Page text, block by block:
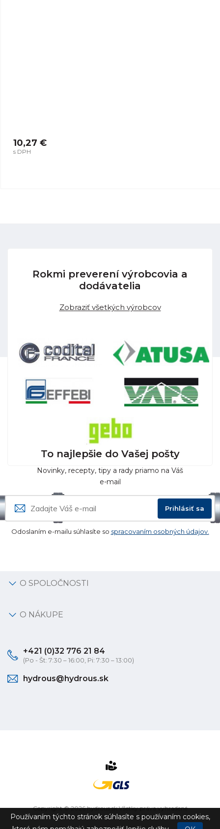
10,27 €
s DPH
Rokmi preverení výrobcovia a
dodávatelia
Zobraziť všetkých výrobcov
To najlepšie do Vašej pošty
Novinky, recepty, tipy a rady priamo na Váš
e-mail
Prihlásiť sa
Odoslaním e-mailu súhlasíte so spracovaním osobných údajov.
O SPOLOČNOSTI
O NÁKUPE
+421 (0)32 776 21 84
(Po - Št: 7:30 – 16:00, Pi: 7:30 – 13:00)
hydrous@hydrous.sk
Copyright © 2026 hydrous.sk Všetky práva vyhradené
eshop na mieruvytvorilovibration.sk
Používaním týchto stránok súhlasíte s používaním cookies,